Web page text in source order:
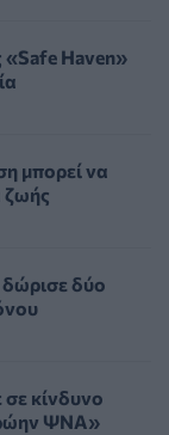
Haven»
μπορεί να
ζωής
δύο
κίνδυνο
ΨΝΑ»